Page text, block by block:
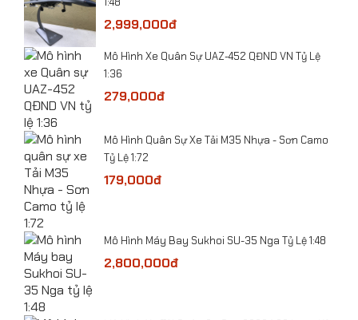
2,999,000đ
Mô Hình Xe Quân Sự UAZ-452 QĐND VN Tỷ Lệ
1:36
279,000đ
​Mô Hình Quân Sự Xe Tải M35 Nhựa - Sơn Camo
Tỷ Lệ 1:72
179,000đ
Mô Hình Máy Bay Sukhoi SU-35 Nga Tỷ Lệ 1:48
2,800,000đ